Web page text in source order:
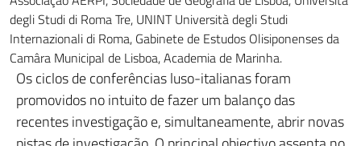
degli Studi di Roma Tre, UNINT Università degli Studi
Internazionali di Roma, Gabinete de Estudos Olisiponenses da
Camâra Municipal de Lisboa, Academia de Marinha.
Os ciclos de conferências luso-italianas foram
promovidos no intuito de fazer um balanço das
recentes investigação e, simultaneamente, abrir novas